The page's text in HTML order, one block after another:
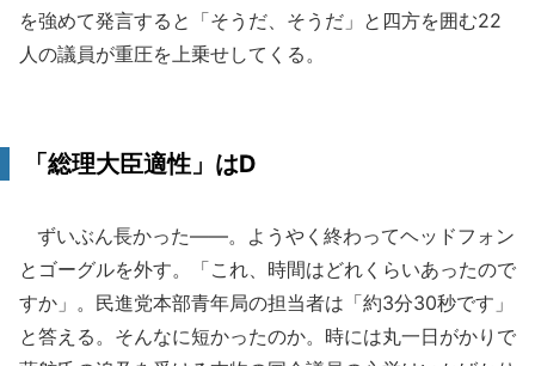
を強めて発言すると「そうだ、そうだ」と四方を囲む22
人の議員が重圧を上乗せしてくる。
「総理大臣適性」はD
ずいぶん長かった――。ようやく終わってヘッドフォン
とゴーグルを外す。「これ、時間はどれくらいあったので
すか」。民進党本部青年局の担当者は「約3分30秒です」
と答える。そんなに短かったのか。時には丸一日がかりで